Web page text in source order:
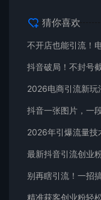
猜你喜欢
2026电商引流新